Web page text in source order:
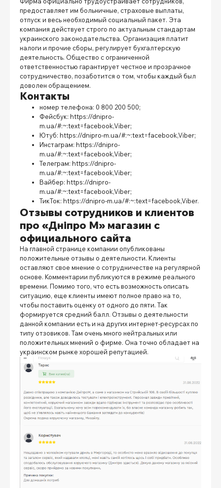
предоставляет им больничные, страховые выплаты,
отпуск и весь необходимый социальный пакет. Эта
компания действует строго по актуальным стандартам
украинского законодательства. Организация платит
налоги и прочие сборы, регулирует бухгалтерскую
деятельность. Общество с ограниченной
ответственностью гарантирует честное и прозрачное
сотрудничество, позаботится о том, чтобы каждый был
доволен обращением.
Контакты
номер телефона: 0 800 200 500;
Фейсбук: https://dnipro-
m.ua/#:~:text=facebook,Viber;
Ютуб: https://dnipro-m.ua/#:~:text=facebook,Viber;
Инстаграм: https://dnipro-
m.ua/#:~:text=facebook,Viber;
Телеграм: https://dnipro-
m.ua/#:~:text=facebook,Viber;
Вайбер: https://dnipro-
m.ua/#:~:text=facebook,Viber;
ТикТок: https://dnipro-m.ua/#:~:text=facebook,Viber.
Отзывы сотрудников и клиентов
про «Дніпро М» магазин с
официального сайта
На главной странице компании опубликованы
положительные отзывы о деятельности. Клиенты
оставляют свое мнение о сотрудничестве на регулярной
основе. Комментарии публикуются в режиме реального
времени. Помимо того, что есть возможность описать
ситуацию, еще клиенты имеют полное право на то,
чтобы поставить оценку от одного до пяти. Так
формируется средний балл. Отзывы о деятельности
данной компании есть и на других интернет-ресурсах по
типу отзовиков. Там очень много нейтральных или
положительных мнений о фирме. Она точно обладает на
украинском рынке хорошей репутацией.